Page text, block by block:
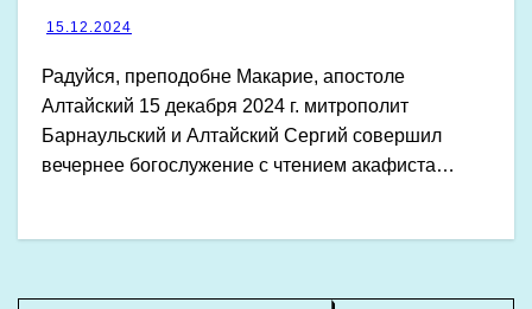
15.12.2024
Радуйся, преподобне Макарие, апостоле
Алтайский 15 декабря 2024 г. митрополит
Барнаульский и Алтайский Сергий совершил
вечернее богослужение с чтением акафиста…